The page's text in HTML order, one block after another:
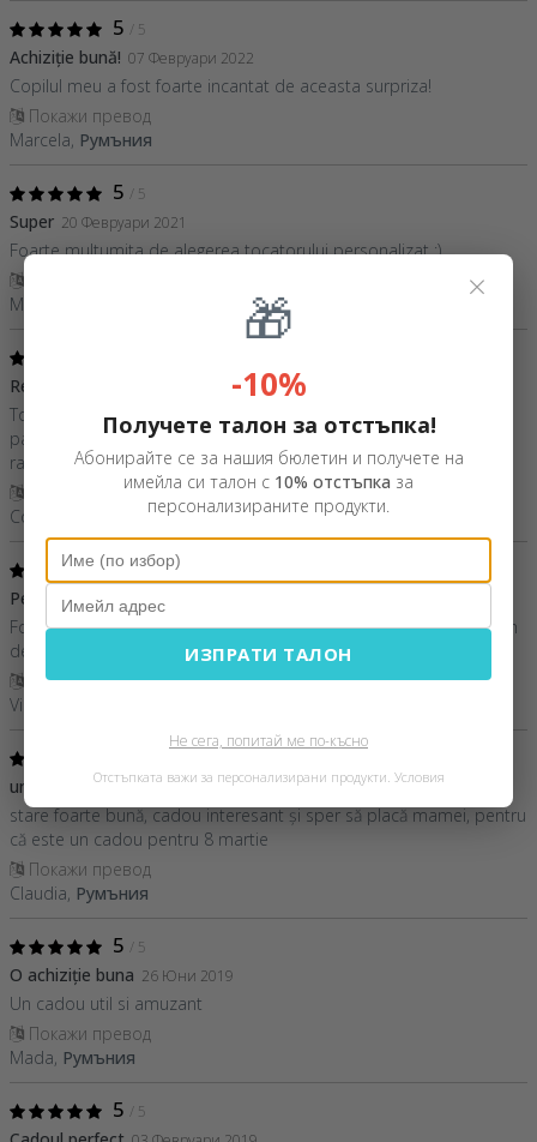
5 / 5
Achiziție bună! 07 Февруари 2022
Copilul meu a fost foarte incantat de aceasta surpriza!
Покажи превод
Marcela, Румъния
5 / 5
Super 20 Февруари 2021
Foarte multumita de alegerea tocatorului personalizat :)
Monica,
Recomand!!
Tocătorul arată super și este o idee de cadou perfectă pentru
pasionații de bucătărie. 5 stele către StarGifts și pentru livrarea
rapidă (în nici 48 de ore)!
Покажи превод
Cosmina,
Румъния
5 / 5
Perfect cadou de casa noua!
Foarte bine lucrat, arată exact ca in pozele de prezentare! Extrem
de mulțumită de produs!
Покажи превод
Viasu Izabella,
un cadou inedit 24 Февруари 2020
stare foarte bună, cadou interesant și sper să placă mamei, pentru
că este un cadou pentru 8 martie
Покажи превод
Claudia, Румъния
5 / 5
O achiziție buna 26 Юни 2019
Un cadou util si amuzant
Покажи превод
Mada, Румъния
5 / 5
×
🎁
-10%
Получете талон за отстъпка!
Абонирайте се за нашия бюлетин и получете на
имейла си талон с 10% отстъпка за
персонализираните продукти.
ИЗПРАТИ ТАЛОН
Не сега, попитай ме по-късно
Отстъпката важи за персонализирани продукти. Условия